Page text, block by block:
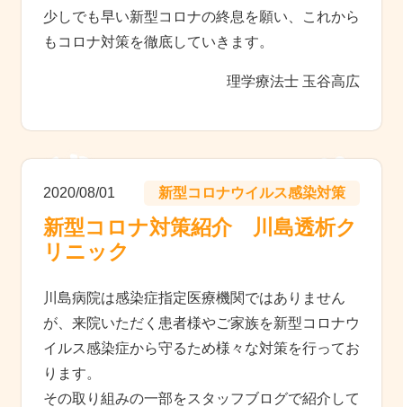
少しでも早い新型コロナの終息を願い、これから
もコロナ対策を徹底していきます。
理学療法士 玉谷高広
新型コロナウイルス感染対策
2020/08/01
新型コロナ対策紹介 川島透析ク
リニック
川島病院は感染症指定医療機関ではありません
が、来院いただく患者様やご家族を新型コロナウ
イルス感染症から守るため様々な対策を行ってお
ります。
その取り組みの一部をスタッフブログで紹介して